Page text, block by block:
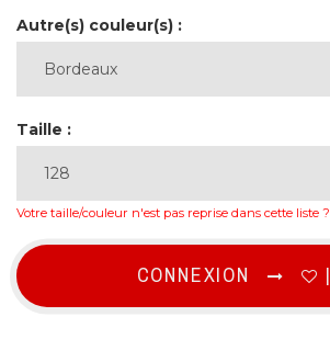
Autre(s) couleur(s) :
Taille :
Votre taille/couleur n'est pas reprise dans cette liste ?
CONNEXION |